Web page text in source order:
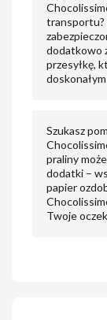
transportu?
dodatkowo
przesyłkę,
Szukasz
praliny
dodatki –
papier
Twoje